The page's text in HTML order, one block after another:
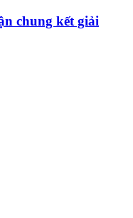
chung kết giải